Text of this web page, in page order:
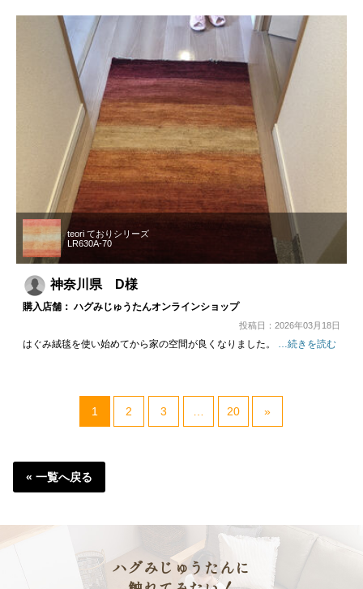
teori ておりシリーズ
LR630A-70
神奈川県 D様
購入店舗： ハグみじゅうたんオンラインショップ
投稿日：2026年03月18日
はぐみ絨毯を使い始めてから家の空間が良くなりました。 …続きを読む
1 2 3 20 »
« 一覧へ戻る
ハグみじゅうたんに